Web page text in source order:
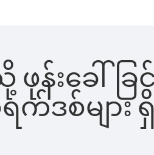
ဖုန်းခေ
ရက်ဒစ်မျာ